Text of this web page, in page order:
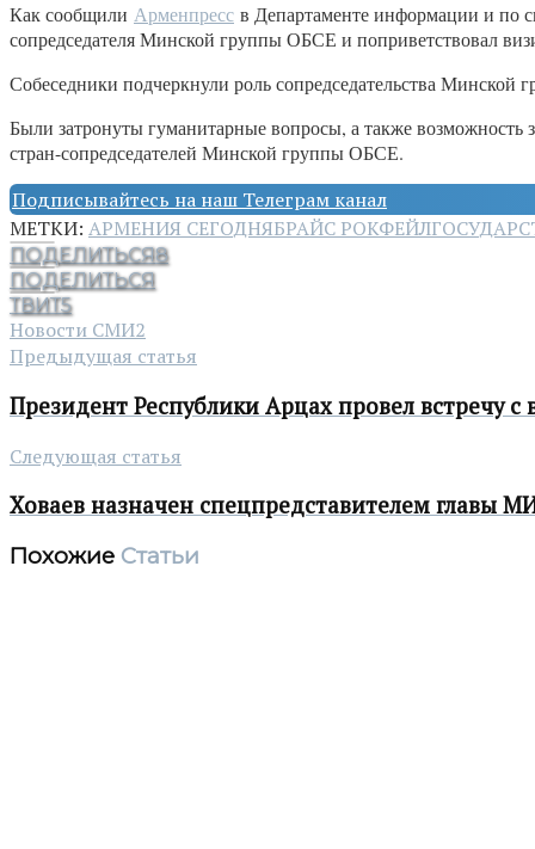
Как сообщили Арменпресс в Департаменте информации и по
сопредседателя Минской группы ОБСЕ и поприветствовал
Собеседники подчеркнули роль сопредседательства
Были затронуты гуманитарные вопросы, а также возможность
стран-сопредседателей Минской группы ОБСЕ.
Подписывайтесь на наш Телеграм канал
МЕТКИ: АРМЕНИЯ СЕГОДНЯБРАЙС РОКФЕЙЛ
ПОДЕЛИТЬСЯ8
ПОДЕЛИТЬСЯ
ТВИТ5
Новости СМИ2
Предыдущая статья
Президент Республики Арцах провел
Следующая статья
Ховаев назначен спецпредставителем
Похожие Статьи